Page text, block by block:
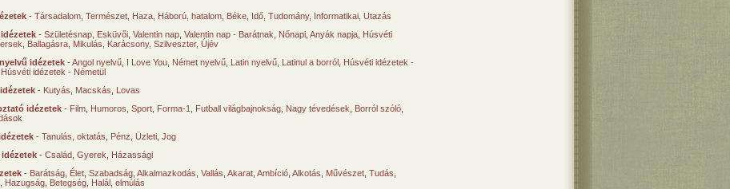
- Társadalom Természet Haza Háború, hatalom Béke Idő Tudomány, Informatikai Utazás
- Születésnap Esküvői Valentin nap Valentin nap - Barátnak Nőnapi Anyák napja Húsvéti
Ballagásra Mikulás Karácsony, Szilveszter, Újév
idézetek -Angol nyelvű I Love You Német nyelvű Latin nyelvű Latinul a borról Húsvéti idézetek -
Húsvéti idézetek - Németül
- Kutyás Macskás
Lovas
idézetek - Film Humoros Sport Forma-1 Futball világbajnokság Nagy tévedések Borról szóló
- Tanulás, oktatás Pénz Üzleti Jog
- Család Gyerek
Házassági
- Barátság Élet Szabadság Alkalmazkodás Vallás Akarat Ambíció Alkotás Művészet Tudás
Hazugság Betegség Halál, elmúlás